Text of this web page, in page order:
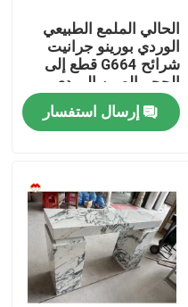
الحالي الملمع الطبيعي
الوردي بورينو جرانيت
شرائح G664 قطع إلى
الحجم الصين الوردي
البورنو روزا الأسعار
إرسال استفسار